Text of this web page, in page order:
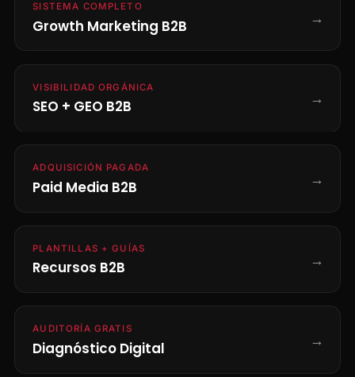
SISTEMA COMPLETO
Growth Marketing B2B →
VISIBILIDAD ORGÁNICA
SEO + GEO B2B →
ADQUISICIÓN PAGADA
Paid Media B2B →
PLANTILLAS + GUÍAS
Recursos B2B →
AUDITORÍA GRATIS
Diagnóstico Digital →